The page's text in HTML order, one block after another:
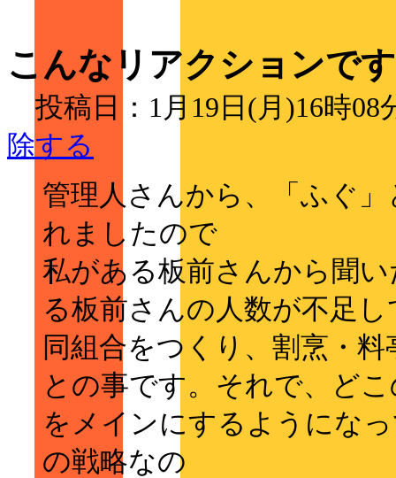
こんなリアクションで
投稿日：1月19日(月)16時
除する
管理人さんから、「ふぐ
れましたので
私がある板前さんから聞
る板前さんの人数が不足
同組合をつくり、割烹・
との事です。それで、ど
をメインにするようにな
の戦略なの